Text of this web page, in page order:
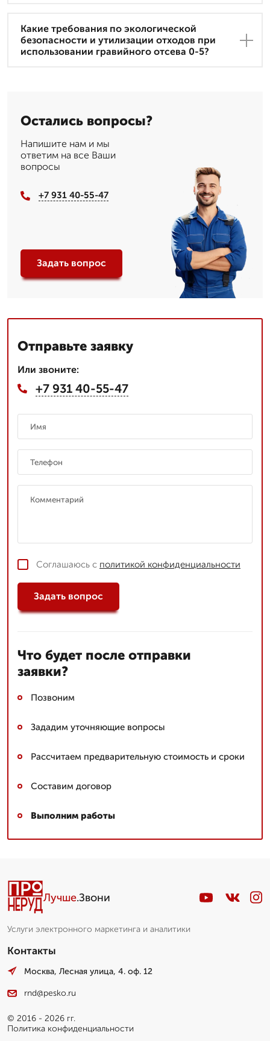
Какие требования по экологической
безопасности и утилизации отходов при
использовании гравийного отсева 0-5?
Остались вопросы?
Напишите нам и мы
ответим на все Ваши
вопросы
+7 931 40-55-47
Задать вопрос
Отправьте заявку
Или звоните:
+7 931 40-55-47
Соглашаюсь с политикой конфиденциальности
Задать вопрос
Что будет после отправки
заявки?
Позвоним
Зададим уточняющие вопросы
Рассчитаем предварительную стоимость и сроки
Составим договор
Выполним работы
Лучше.Звони
Услуги электронного маркетинга и аналитики
Контакты
Москва, Лесная улица, 4. оф. 12
rnd@pesko.ru
© 2016 - 2026 гг.
Политика конфиденциальности